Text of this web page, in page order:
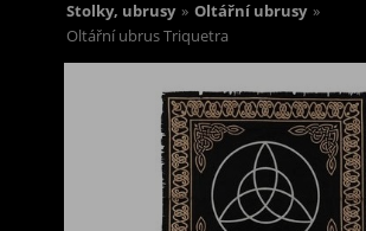
Stolky, ubrusy » Oltářní ubrusy »
Oltářní ubrus Triquetra